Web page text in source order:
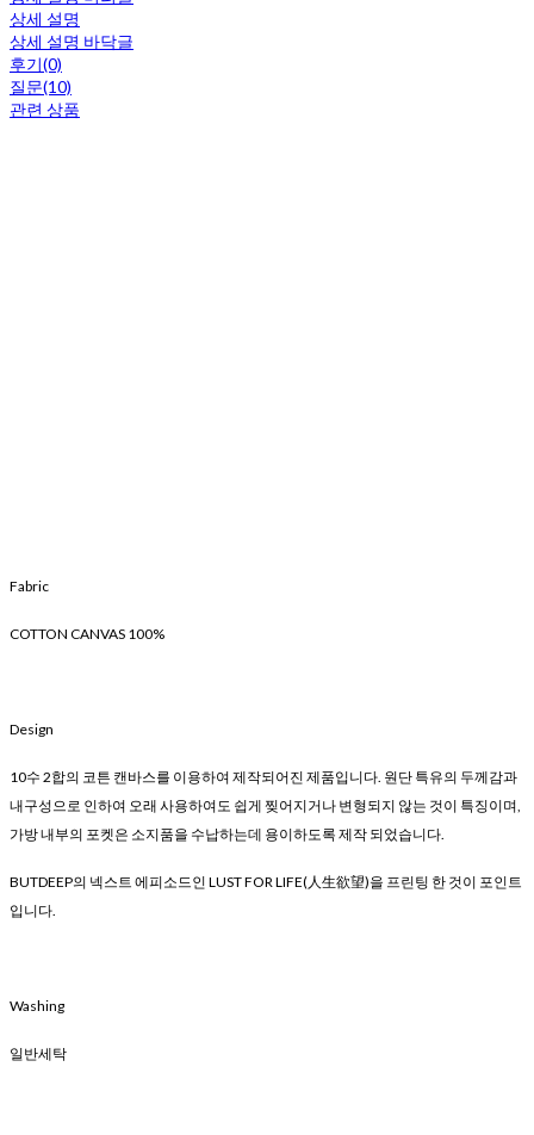
상세 설명
상세 설명 바닥글
후기(0)
질문(10)
관련 상품
Fabric
COTTON CANVAS 100%
Design
10수 2합의 코튼 캔바스를 이용하여 제작되어진 제품입니다. 원단 특유의 두께감과
내구성으로 인하여 오래 사용하여도 쉽게 찢어지거나 변형되지 않는 것이 특징이며,
가방 내부의 포켓은 소지품을 수납하는데 용이하도록 제작 되었습니다.
BUTDEEP의 넥스트 에피소드인 LUST FOR LIFE(人生欲望)을 프린팅 한 것이 포인트
입니다.
Washing
일반세탁